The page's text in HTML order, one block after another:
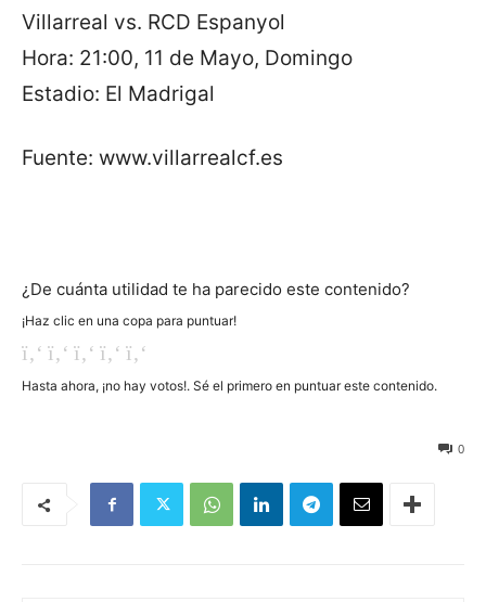
Villarreal vs. RCD Espanyol
Hora: 21:00, 11 de Mayo, Domingo
Estadio: El Madrigal
Fuente: www.villarrealcf.es
¿De cuánta utilidad te ha parecido este contenido?
¡Haz clic en una copa para puntuar!
Hasta ahora, ¡no hay votos!. Sé el primero en puntuar este contenido.
0